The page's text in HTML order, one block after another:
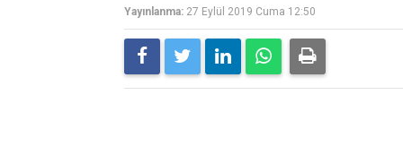
Yayınlanma: 27 Eylül 2019 Cuma 12:50